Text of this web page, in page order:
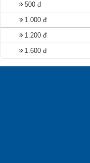
500 đ
1.000 đ
1.200 đ
1.600 đ